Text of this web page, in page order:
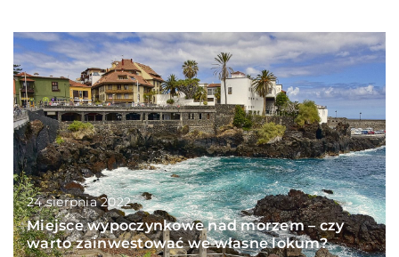
24 sierpnia 2022
Miejsce wypoczynkowe nad morzem – czy
warto zainwestować we własne lokum?